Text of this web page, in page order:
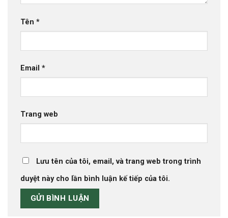
Tên *
Email *
Trang web
Lưu tên của tôi, email, và trang web trong trình
duyệt này cho lần bình luận kế tiếp của tôi.